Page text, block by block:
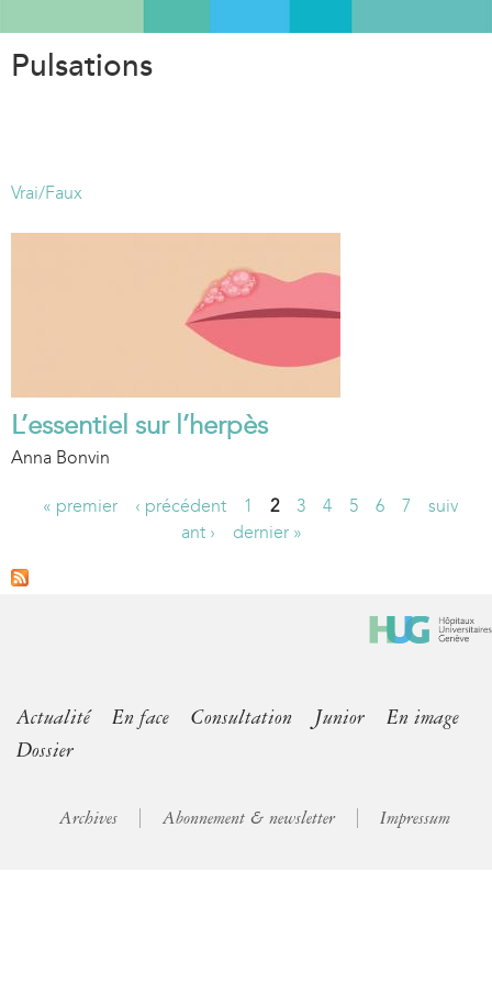
Pulsations
Vrai/Faux
L’essentiel sur l’herpès
Anna Bonvin
a
« premier ‹ précédent 1 2 3 4 5 6 7
suiv
ant ›
dernier »
Actualité En face Consultation Junior
En image
Dossier
Archives Abonnement & newsletter Impressum